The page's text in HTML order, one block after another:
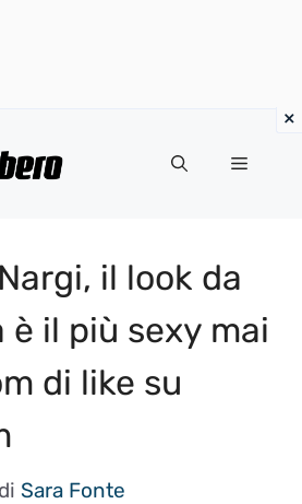
Menu
il look da
il più sexy mai
di like su
di Sara Fonte